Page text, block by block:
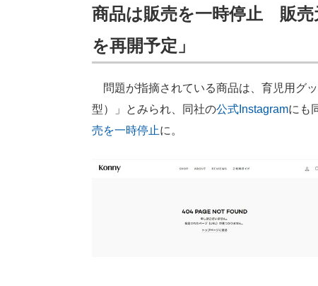
商品は販売を一時停止 販売
を再開予定」
問題が指摘されている商品は、育児用グッ
型）」とみられ、同社の公式Instagramにも
売を一時停止に。